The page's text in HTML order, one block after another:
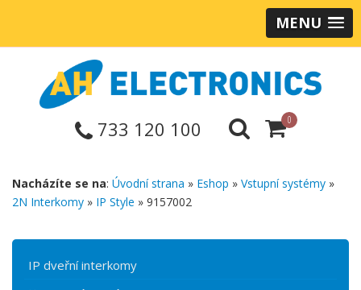
MENU
733 120 100 0
Nacházíte se na: Úvodní strana » Eshop » Vstupní systémy »
2N Interkomy » IP Style » 9157002
IP dveřní interkomy